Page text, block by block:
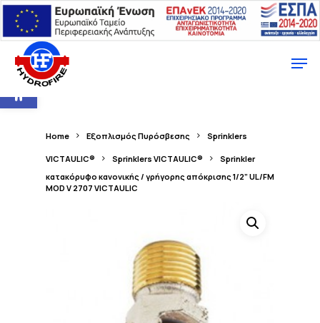
Ανοίξτε τη γραμμή εργαλείων
Home Εξοπλισμός Πυρόσβεσης Sprinklers
VICTAULIC® Sprinklers VICTAULIC®
Sprinkler
κατακόρυφο κανονικής / γρήγορης απόκρισης 1/2” UL/FM
MOD V 2707 VICTAULIC